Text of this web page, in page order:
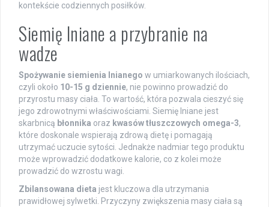
kontekście codziennych posiłków.
Siemię lniane a przybranie na
wadze
Spożywanie siemienia lnianego w umiarkowanych ilościach,
czyli około 10-15 g dziennie, nie powinno prowadzić do
przyrostu masy ciała. To wartość, która pozwala cieszyć się
jego zdrowotnymi właściwościami. Siemię lniane jest
skarbnicą błonnika oraz kwasów tłuszczowych omega-3,
które doskonale wspierają zdrową dietę i pomagają
utrzymać uczucie sytości. Jednakże nadmiar tego produktu
może wprowadzić dodatkowe kalorie, co z kolei może
prowadzić do wzrostu wagi.
Zbilansowana dieta jest kluczowa dla utrzymania
prawidłowej sylwetki. Przyczyny zwiększenia masy ciała są